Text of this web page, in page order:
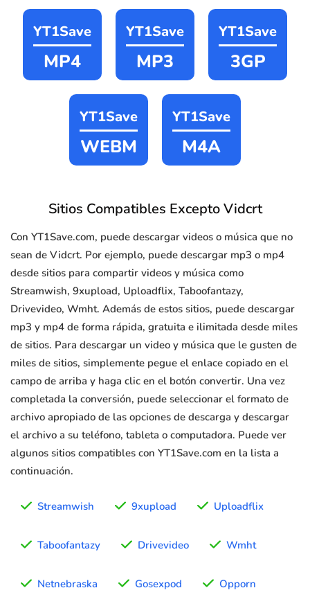
YT1Save
MP4
YT1Save
MP3
YT1Save
3GP
YT1Save
WEBM
YT1Save
M4A
Sitios Compatibles Excepto Vidcrt
Con YT1Save.com, puede descargar videos o música que no
sean de Vidcrt. Por ejemplo, puede descargar mp3 o mp4
desde sitios para compartir videos y música como
Streamwish, 9xupload, Uploadflix, Taboofantazy,
Drivevideo, Wmht. Además de estos sitios, puede descargar
mp3 y mp4 de forma rápida, gratuita e ilimitada desde miles
de sitios. Para descargar un video y música que le gusten de
miles de sitios, simplemente pegue el enlace copiado en el
campo de arriba y haga clic en el botón convertir. Una vez
completada la conversión, puede seleccionar el formato de
archivo apropiado de las opciones de descarga y descargar
el archivo a su teléfono, tableta o computadora. Puede ver
algunos sitios compatibles con YT1Save.com en la lista a
continuación.
Streamwish 9xupload Uploadflix
Taboofantazy Drivevideo Wmht
Netnebraska Gosexpod Opporn